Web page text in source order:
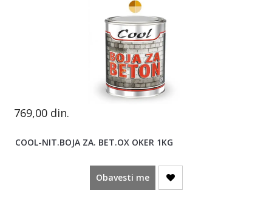
769,00 din.
COOL-NIT.BOJA ZA. BET.OX OKER 1KG
Obavesti me